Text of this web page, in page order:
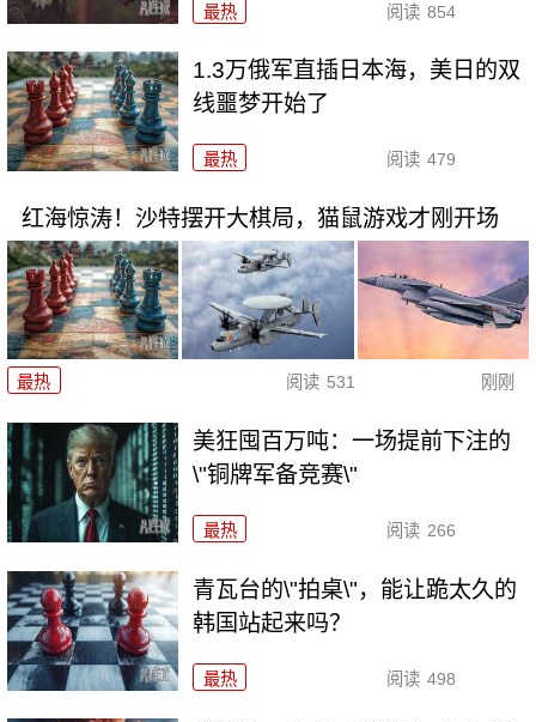
最热 阅读 854
1.3万俄军直插日本海，美日的双
线噩梦开始了
最热 阅读 479
红海惊涛！沙特摆开大棋局，猫鼠游戏才刚开场
最热 阅读 531 刚刚
美狂囤百万吨：一场提前下注的
\"铜牌军备竞赛\"
最热 阅读 266
青瓦台的\"拍桌\"，能让跪太久的
韩国站起来吗？
最热 阅读 498